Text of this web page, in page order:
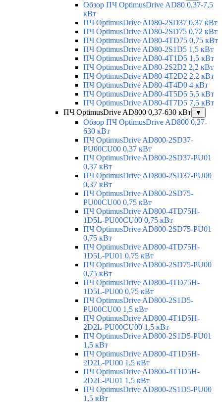
Обзор ПЧ OptimusDrive AD80 0,37-7,5
кВт
ПЧ OptimusDrive AD80-2SD37 0,37 кВт
ПЧ OptimusDrive AD80-2SD75 0,72 кВт
ПЧ OptimusDrive AD80-4TD75 0,75 кВт
ПЧ OptimusDrive AD80-2S1D5 1,5 кВт
ПЧ OptimusDrive AD80-4T1D5 1,5 кВт
ПЧ OptimusDrive AD80-2S2D2 2,2 кВт
ПЧ OptimusDrive AD80-4T2D2 2,2 кВт
ПЧ OptimusDrive AD80-4T4D0 4 кВт
ПЧ OptimusDrive AD80-4T5D5 5,5 кВт
ПЧ OptimusDrive AD80-4T7D5 7,5 кВт
ПЧ OptimusDrive AD800 0,37-630 кВт
▼
Обзор ПЧ OptimusDrive AD800 0,37-
630 кВт
ПЧ OptimusDrive AD800-2SD37-
PU00CU00 0,37 кВт
ПЧ OptimusDrive AD800-2SD37-PU01
0,37 кВт
ПЧ OptimusDrive AD800-2SD37-PU00
0,37 кВт
ПЧ OptimusDrive AD800-2SD75-
PU00CU00 0,75 кВт
ПЧ OptimusDrive AD800-4TD75H-
1D5L-PU00CU00 0,75 кВт
ПЧ OptimusDrive AD800-2SD75-PU01
0,75 кВт
ПЧ OptimusDrive AD800-4TD75H-
1D5L-PU01 0,75 кВт
ПЧ OptimusDrive AD800-2SD75-PU00
0,75 кВт
ПЧ OptimusDrive AD800-4TD75H-
1D5L-PU00 0,75 кВт
ПЧ OptimusDrive AD800-2S1D5-
PU00CU00 1,5 кВт
ПЧ OptimusDrive AD800-4T1D5H-
2D2L-PU00CU00 1,5 кВт
ПЧ OptimusDrive AD800-2S1D5-PU01
1,5 кВт
ПЧ OptimusDrive AD800-4T1D5H-
2D2L-PU00 1,5 кВт
ПЧ OptimusDrive AD800-4T1D5H-
2D2L-PU01 1,5 кВт
ПЧ OptimusDrive AD800-2S1D5-PU00
1,5 кВт